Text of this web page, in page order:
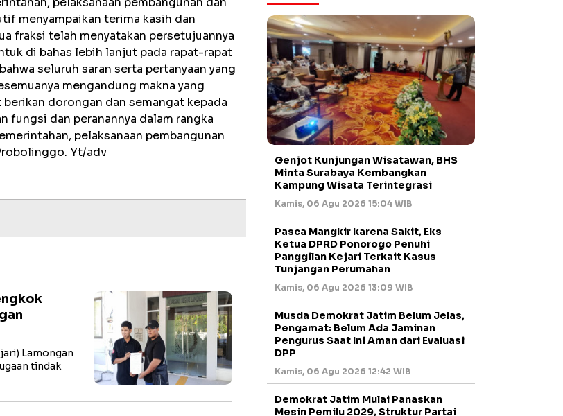
menyampaikan terima kasih dan
fraksi telah menyatakan persetujuannya
di bahas lebih lanjut pada rapat-rapat
seluruh saran serta pertanyaan yang
mengandung makna yang
dorongan dan semangat kepada
fungsi dan peranannya dalam rangka
pelaksanaan pembangunan
Yt/adv
Lamongan
tindak
Genjot Kunjungan Wisatawan, BHS
Minta Surabaya Kembangkan
Kampung Wisata Terintegrasi
Kamis, 06 Agu 2026 15:04 WIB
Pasca Mangkir karena Sakit, Eks
Ketua DPRD Ponorogo Penuhi
Panggilan Kejari Terkait Kasus
Tunjangan Perumahan
Kamis, 06 Agu 2026 13:09 WIB
Musda Demokrat Jatim Belum Jelas,
Pengamat: Belum Ada Jaminan
Pengurus Saat Ini Aman dari Evaluasi
DPP
Kamis, 06 Agu 2026 12:42 WIB
Demokrat Jatim Mulai Panaskan
Mesin Pemilu 2029, Struktur Partai